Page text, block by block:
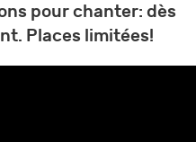
pour chanter: dès
Places limitées!